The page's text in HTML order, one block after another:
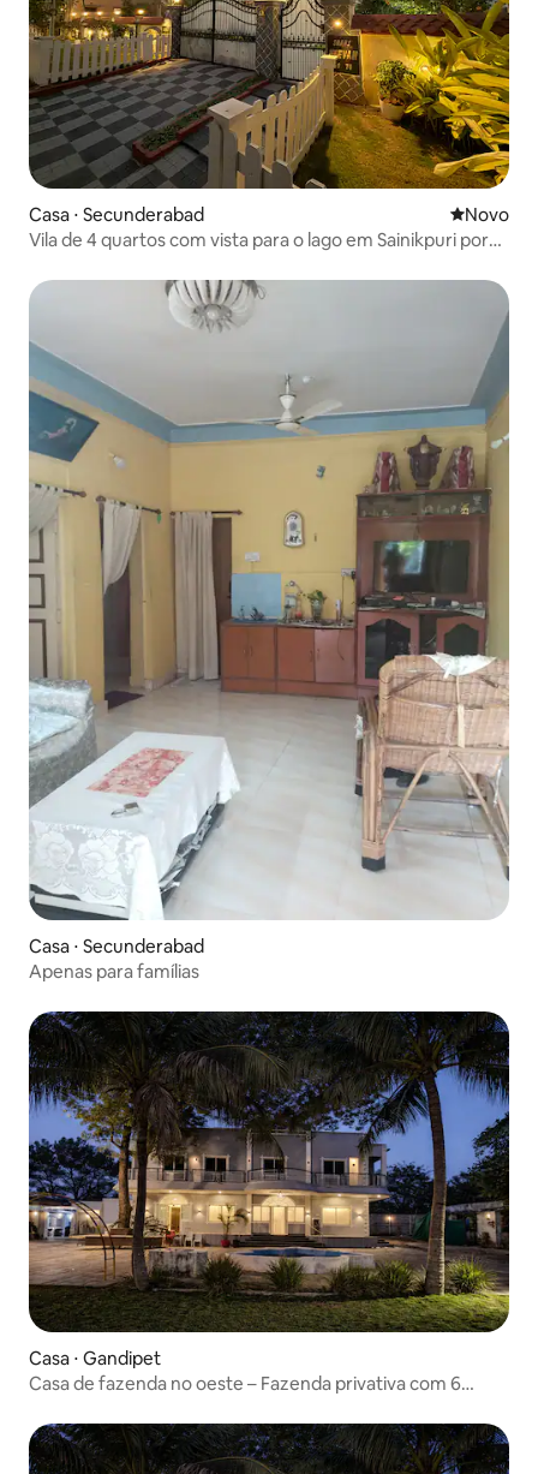
Casa ⋅ Secunderabad Novo
Novo
Vila de 4 quartos com vista para o lago em Sainikpuri por
Casa ⋅ Secunderabad
Apenas para famílias
Casa ⋅ Gandipet
Casa de fazenda no oeste – Fazenda privativa com 6